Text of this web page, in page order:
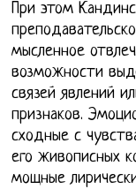
При этом
мысленное
возможности
связей явлений
признаков.
сходные с
его живописных
мощные